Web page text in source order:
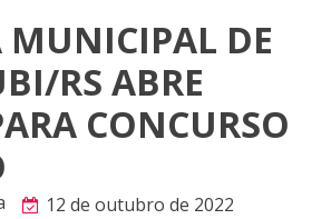
MUNICIPAL DE
RS ABRE
CONCURSO
12 de outubro de 2022